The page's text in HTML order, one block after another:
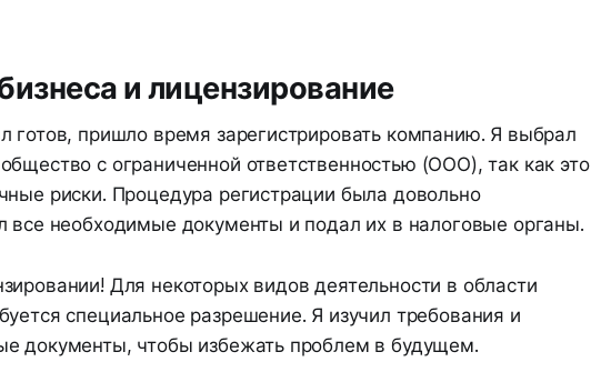
и лицензирование
готов, пришло время зарегистрировать компанию. Я выбрал
с ограниченной ответственностью (ООО), так как это
риски. Процедура регистрации была довольно
все необходимые документы и подал их в налоговые органы.
Для некоторых видов деятельности в области
специальное разрешение. Я изучил требования и
документы, чтобы избежать проблем в будущем.